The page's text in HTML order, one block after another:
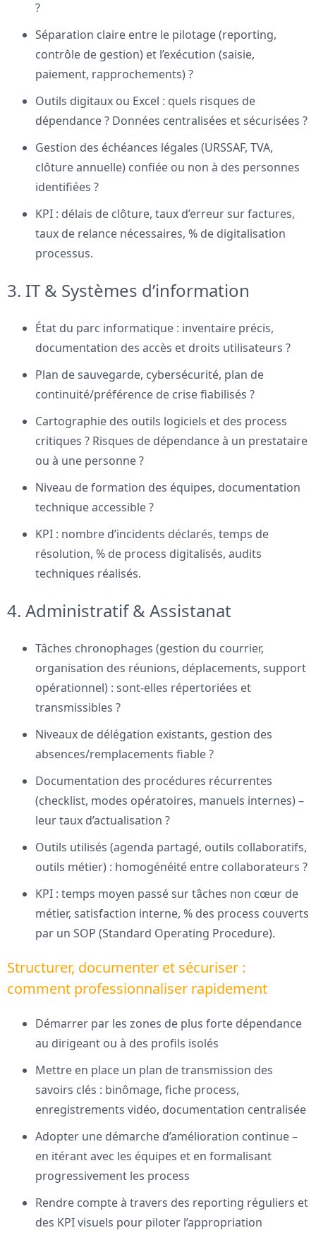
?
Séparation claire entre le pilotage (reporting,
contrôle de gestion) et l’exécution (saisie,
paiement, rapprochements) ?
Outils digitaux ou Excel : quels risques de
dépendance ? Données centralisées et sécurisées ?
Gestion des échéances légales (URSSAF, TVA,
clôture annuelle) confiée ou non à des personnes
identifiées ?
KPI : délais de clôture, taux d’erreur sur factures,
taux de relance nécessaires, % de digitalisation
processus.
3. IT & Systèmes d’information
État du parc informatique : inventaire précis,
documentation des accès et droits utilisateurs ?
Plan de sauvegarde, cybersécurité, plan de
continuité/préférence de crise fiabilisés ?
Cartographie des outils logiciels et des process
critiques ? Risques de dépendance à un prestataire
ou à une personne ?
Niveau de formation des équipes, documentation
technique accessible ?
KPI : nombre d’incidents déclarés, temps de
résolution, % de process digitalisés, audits
techniques réalisés.
4. Administratif & Assistanat
Tâches chronophages (gestion du courrier,
organisation des réunions, déplacements, support
opérationnel) : sont-elles répertoriées et
transmissibles ?
Niveaux de délégation existants, gestion des
absences/remplacements fiable ?
Documentation des procédures récurrentes
(checklist, modes opératoires, manuels internes) –
leur taux d’actualisation ?
Outils utilisés (agenda partagé, outils collaboratifs,
outils métier) : homogénéité entre collaborateurs ?
KPI : temps moyen passé sur tâches non cœur de
métier, satisfaction interne, % des process couverts
par un SOP (Standard Operating Procedure).
Structurer, documenter et sécuriser :
comment professionnaliser rapidement
Démarrer par les zones de plus forte dépendance
au dirigeant ou à des profils isolés
Mettre en place un plan de transmission des
savoirs clés : binômage, fiche process,
enregistrements vidéo, documentation centralisée
Adopter une démarche d’amélioration continue –
en itérant avec les équipes et en formalisant
progressivement les process
Rendre compte à travers des reporting réguliers et
des KPI visuels pour piloter l’appropriation